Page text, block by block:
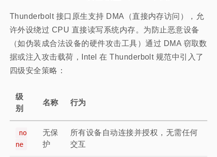
Thunderbolt 接口原生支持 DMA（直接内存访问），允
许外设绕过 CPU 直接读写系统内存。为防止恶意设备
（如伪装成合法设备的硬件攻击工具）通过 DMA 窃取数
据或注入攻击载荷，Intel 在 Thunderbolt 规范中引入了
四级安全策略：
级
别
名称 行为
no
ne
无保
护
所有设备自动连接并授权，无需任何
交互